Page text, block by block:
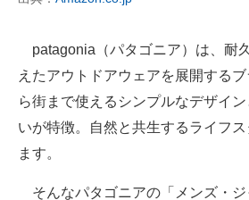
patagonia（パタゴニア）は、耐
えたアウトドアウェアを展開する
ら街まで使えるシンプルなデザイ
いが特徴。自然と共生するライフ
ます。
そんなパタゴニアの「メンズ・ジ